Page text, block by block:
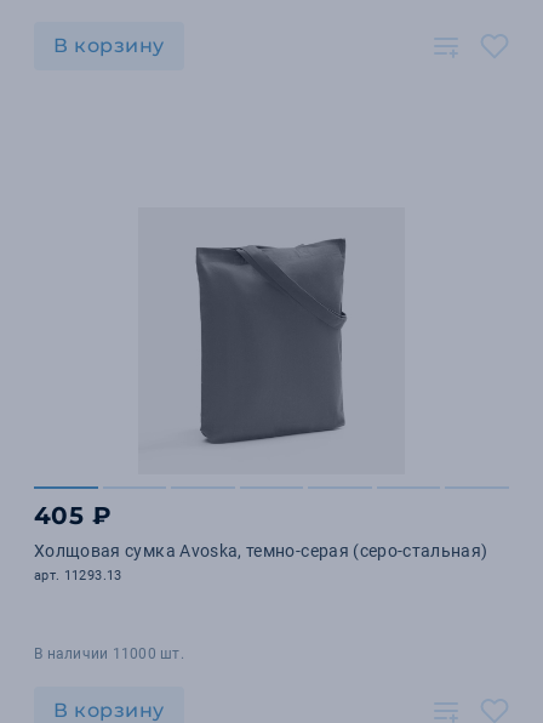
В корзину
405 ₽
Холщовая сумка Avoska, темно-серая (серо-стальная)
арт. 11293.13
В наличии 11000 шт.
В корзину